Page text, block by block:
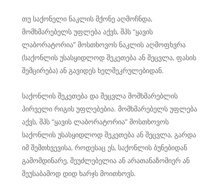
თუ საქონელი ნაკლის მქონე აღმოჩნდა,
მომხმარებელს უფლება აქვს, შპს “ყავის
ლაბორატორია” მოსთხოვოს ნაკლის აღმოფხვრა
(საქონლის უსასყიდლოდ შეკეთება ან შეცვლა, ფასის
შემცირება) ან გავიდეს ხელშეკრულებიდან.
საქონლის შეკეთება და შეცვლა მომხმარებლის
პირველი რიგის უფლებებია. მომხმარებელს უფლება
აქვს, შპს “ყავის ლაბორატორია” მოსთხოვოს
საქონლის უსასყიდლოდ შეკეთება ან შეცვლა, გარდა
იმ შემთხვევისა, როდესაც ეს, საქონლის ბუნებიდან
გამომდინარე, შეუძლებელია ან არათანაზომიერ ან
შეუსაბამოდ დიდ ხარჯს მოითხოვს.